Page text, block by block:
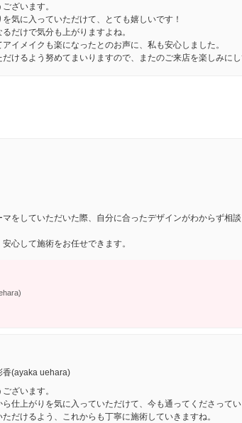
ざいます。
気に入っていただけて、とても嬉しいです！
だけで気分も上がりますよね。
イメイクも楽になったとのお声に、私も安心しました。
けるよう努めてまいりますので、またのご来店を楽しみにし
をしていただいた際、自分に合ったデザインがわからず相
心して施術をお任せできます。
香(ayaka uehara)
ざいます。
仕上がりを気に入っていただけて、今も通ってくださってい
だけるよう、これからも丁寧に施術していきますね。